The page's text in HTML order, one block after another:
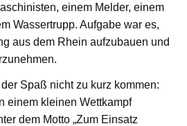
einem Melder, einem
Wassertrupp. Aufgabe war es,
aus dem Rhein aufzubauen und
Spaß nicht zu kurz kommen:
einem kleinen Wettkampf
dem Motto „Zum Einsatz